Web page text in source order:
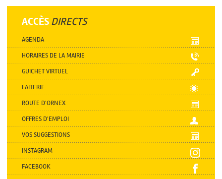
ACCÈS DIRECTS
AGENDA
HORAIRES DE LA MAIRIE
GUICHET VIRTUEL
LAITERIE
ROUTE D'ORNEX
OFFRES D'EMPLOI
VOS SUGGESTIONS
INSTAGRAM
FACEBOOK